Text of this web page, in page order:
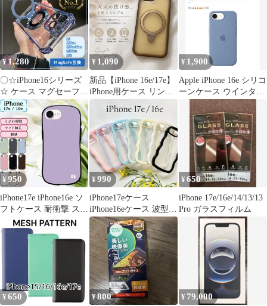
¥1,280
〇☆iPhone16シリーズ
☆ ケース マグセーフ
iPhone16 iPhone16Pro
iPhone16e
iPhone16ProMax
iPhone16Plus クリア
MagSafe スタンド ブラ
ック ブルー パープル
オレンジ 人気☆☆☆☆
¥ 1,090
新品【iPhone 16e/17e】
iPhone用ケース リング
¥ 1,900
Apple iPhone 16e シリコ
ーンケース ウインター
ブルー
¥ 950
iPhone17e iPhone16e ソ
フトケース 耐衝撃 スト
ラップホール 軽量 ケー
ス スマホケース S字フ
ォルム 丈夫 カバー ス
16e 耐水 クビレ 持ちや
ソフトバンク 楽天モバ
イル au
¥990
iPhone17eケース
iPhone16eケース 波型ウ
ェーブ ☆おまけガラス
フィルム付
¥650
iPhone 17e/16e/14/13/13
Pro ガラスフィルム
¥ 650 ¥800 ¥ 79,000